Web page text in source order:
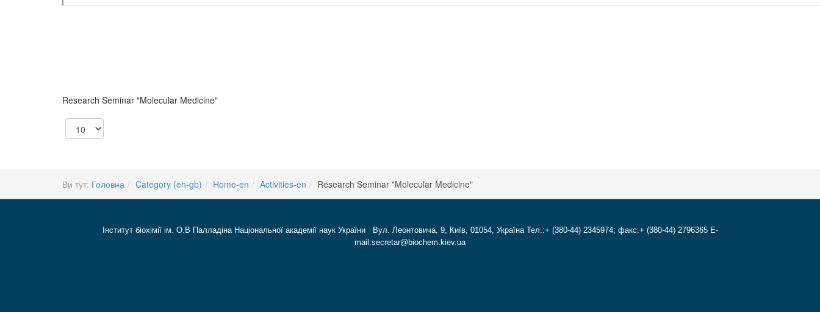
Research Seminar "Molecular Medicine"
Показувати
Ви тут: Головна Category (en-gb) Home-en Activities-en Research Seminar "Molecular Medicine"
Інститут біохімії ім. О.В Палладіна Національної академії наук України Вул. Леонтовича, 9, Київ, 01054, Україна Тел.:+ (380-44) 2345974; факс:+ (380-44) 2796365 E-
mail:secretar@biochem.kiev.ua